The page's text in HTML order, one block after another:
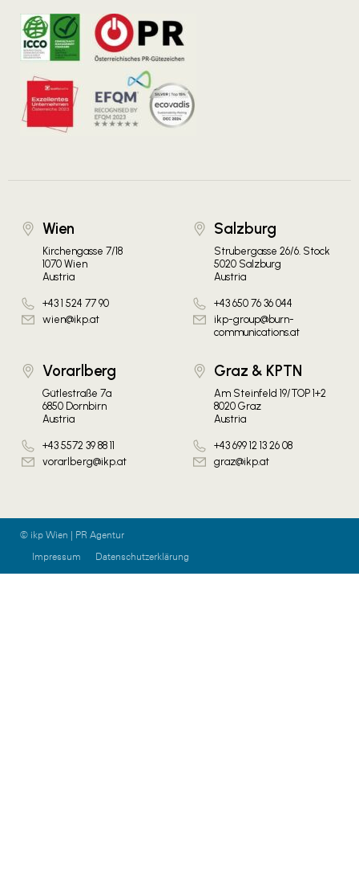
Wien
Kirchengasse 7/18
1070 Wien
Austria
+43 1 524 77 90
wien@ikp.at
Salzburg
Strubergasse 26/6. Stock
5020 Salzburg
Austria
+43 650 76 36 044
ikp-group@burn-
communications.at
Vorarlberg
Gütlestraße 7a
6850 Dornbirn
Austria
+43 5572 39 88 11
vorarlberg@ikp.at
Graz & KPTN
Am Steinfeld 19/TOP 1+2
8020 Graz
Austria
+43 699 12 13 26 08
graz@ikp.at
© ikp Wien | PR Agentur
Impressum
Datenschutzerklärung